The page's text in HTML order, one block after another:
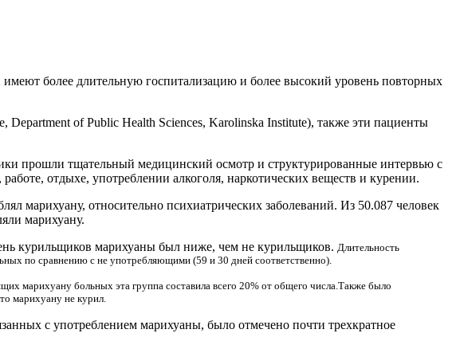
более длительную госпитализацию и более высокий уровень повторных
Department of Public Health Sciences, Karolinska Institute), также эти пациенты
прошли тщательный медицинский осмотр и структурированные интервью с
отдыхе, употреблении алкоголя, наркотических веществ и курении.
марихуану, относительно психиатрических заболеваний. Из 50.087 человек
марихуану.
курильщиков марихуаны был ниже, чем не курильщиков. Длительность
по сравнению с не употребляющими (59 и 30 дней соответственно).
марихуану больных эта группа составила всего 20% от общего числа.Также было
марихуану не курил.
с употреблением марихуаны, было отмечено почти трехкратное